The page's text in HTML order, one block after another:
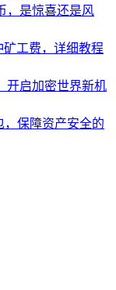
，是惊喜还是风
矿工费，详细教程
开启加密世界新机
，保障资产安全的